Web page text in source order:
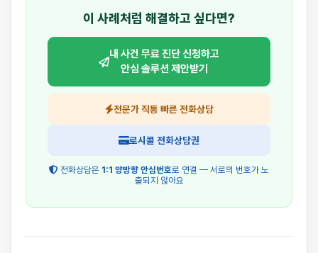
이 사례처럼 해결하고 싶다면?
내 사건 무료 진단 신청하고
안심 솔루션 제안받기
전문가 직통 빠른 전화상담
로시콜 전화상담권
전화상담은 1:1 양방향 안심번호로 연결 — 서로의 번호가 노
출되지 않아요